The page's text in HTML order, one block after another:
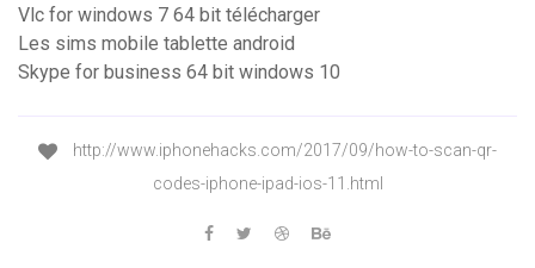
Vlc for windows 7 64 bit télécharger
Les sims mobile tablette android
Skype for business 64 bit windows 10
http://www.iphonehacks.com/2017/09/how-to-scan-qr-
codes-iphone-ipad-ios-11.html